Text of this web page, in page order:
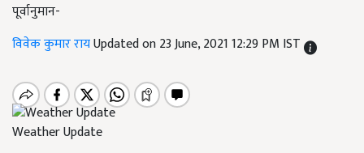
पूर्वानुमान-
विवेक कुमार रायUpdated on 23 June, 2021 12:29 PM IST
Weather Update